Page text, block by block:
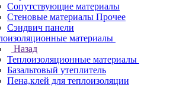
Сопутствующие материалы
Стеновые материалы Прочее
Сэндвич панели
материалы
Назад
Теплоизоляционные материалы
Базальтовый утеплитель
Пена,клей для теплоизоляции